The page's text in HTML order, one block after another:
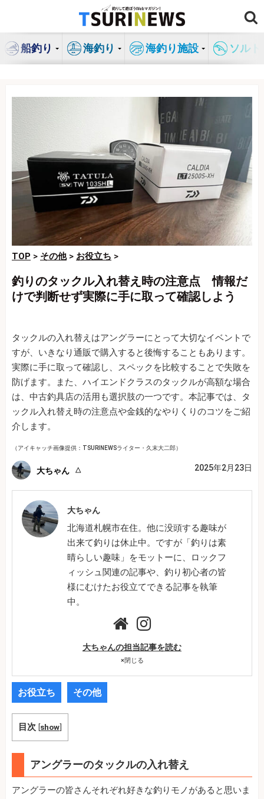
ン
船釣り 海釣り 海釣り施設 ソル
TOP > その他> お役立ち >
釣りのタックル入れ替え時の注意点 情報だ
けで判断せず実際に手に取って確認しよう
タックルの入れ替えはアングラーにとって大切なイベントで
すが、いきなり通販で購入すると後悔することもあります。
実際に手に取って確認し、スペックを比較することで失敗を
防げます。また、ハイエンドクラスのタックルが高額な場合
は、中古釣具店の活用も選択肢の一つです。本記事では、タ
ックル入れ替え時の注意点や金銭的なやりくりのコツをご紹
介します。
（アイキャッチ画像提供：TSURINEWSライター・久末大二郎）
大ちゃん 2025年2月23日
大ちゃん
北海道札幌市在住。他に没頭する趣味が
出来て釣りは休止中。ですが「釣りは素
晴らしい趣味」をモットーに、ロックフ
ィッシュ関連の記事や、釣り初心者の皆
様にむけたお役立てできる記事を執筆
中。
大ちゃんの担当記事を読む
×閉じる
お役立ち その他
目次 [show]
アングラーのタックルの入れ替え
アングラーの皆さんそれぞれ好きな釣りモノがあると思いま